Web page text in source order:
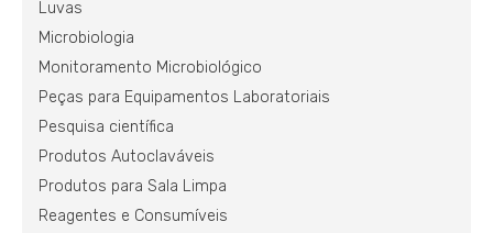
Luvas
Microbiologia
Monitoramento Microbiológico
Peças para Equipamentos Laboratoriais
Pesquisa científica
Produtos Autoclaváveis
Produtos para Sala Limpa
Reagentes e Consumíveis